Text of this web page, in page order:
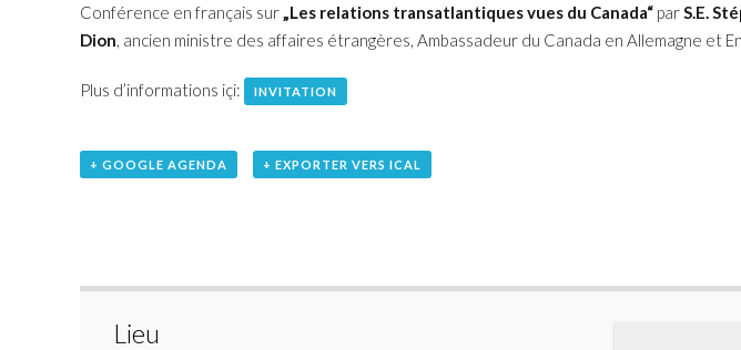
Conférence en français sur „Les relations transatlantiques vues du Canada“ par S.E.
Dion , ancien ministre des affaires étrangères, Ambassadeur du Canada en Allemagne et
Plus d’informations içi: INVITATION
+ GOOGLE AGENDA + EXPORTER VERS ICAL
Lieu